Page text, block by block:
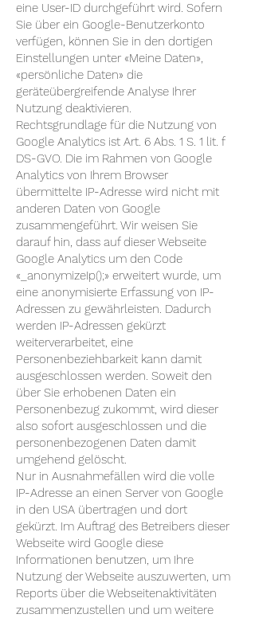
eine User-ID durchgeführt wird. Sofern
Sie über ein Google-Benutzerkonto
verfügen, können Sie in den dortigen
Einstellungen unter «Meine Daten»,
«persönliche Daten» die
geräteübergreifende Analyse Ihrer
Nutzung deaktivieren.
Rechtsgrundlage für die Nutzung von
Google Analytics ist Art. 6 Abs. 1 S. 1 lit. f
DS-GVO. Die im Rahmen von Google
Analytics von Ihrem Browser
übermittelte IP-Adresse wird nicht mit
anderen Daten von Google
zusammengeführt. Wir weisen Sie
darauf hin, dass auf dieser Webseite
Google Analytics um den Code
«_anonymizeIp();» erweitert wurde, um
eine anonymisierte Erfassung von IP-
Adressen zu gewährleisten. Dadurch
werden IP-Adressen gekürzt
weiterverarbeitet, eine
Personenbeziehbarkeit kann damit
ausgeschlossen werden. Soweit den
über Sie erhobenen Daten ein
Personenbezug zukommt, wird dieser
also sofort ausgeschlossen und die
personenbezogenen Daten damit
umgehend gelöscht.
Nur in Ausnahmefällen wird die volle
IP-Adresse an einen Server von Google
in den USA übertragen und dort
gekürzt. Im Auftrag des Betreibers dieser
Webseite wird Google diese
Informationen benutzen, um Ihre
Nutzung der Webseite auszuwerten, um
Reports über die Webseitenaktivitäten
zusammenzustellen und um weitere